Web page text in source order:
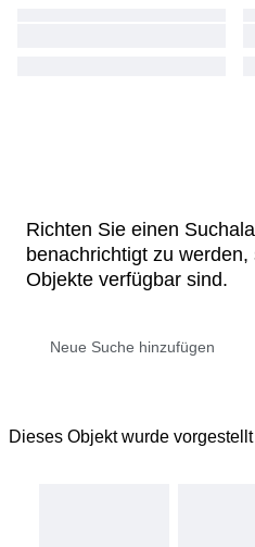
Richten Sie einen
benachrichtigt zu
Objekte verfügbar sind.
Dieses Objekt wurde vorgestellt